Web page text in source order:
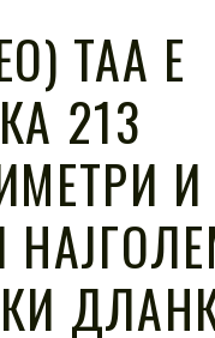
ТАА Е
213